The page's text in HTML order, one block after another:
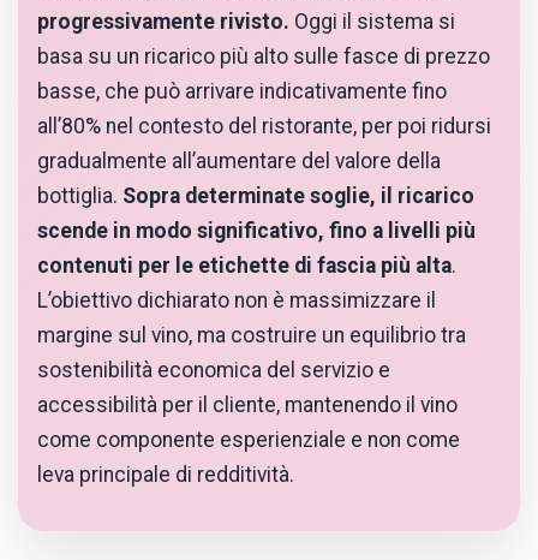
progressivamente rivisto. Oggi il sistema si
basa su un ricarico più alto sulle fasce di prezzo
basse, che può arrivare indicativamente fino
all’80% nel contesto del ristorante, per poi ridursi
gradualmente all’aumentare del valore della
bottiglia. Sopra determinate soglie, il ricarico
scende in modo significativo, fino a livelli più
contenuti per le etichette di fascia più alta.
L’obiettivo dichiarato non è massimizzare il
margine sul vino, ma costruire un equilibrio tra
sostenibilità economica del servizio e
accessibilità per il cliente, mantenendo il vino
come componente esperienziale e non come
leva principale di redditività.